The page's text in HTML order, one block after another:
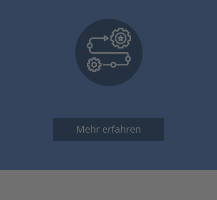
Mehr erfahren